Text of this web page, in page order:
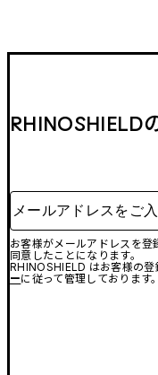
メールアドレスをご入
お客様がメールアドレスを
同意したことになります。
RHINOSHIELD はお客様の
ーに従って管理しております。